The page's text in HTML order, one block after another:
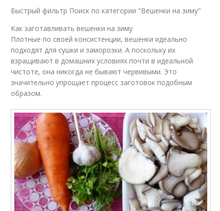
Быстрый фильтр Поиск по категории "Вешенки на зиму"
Как заготавливать вешенки на зиму
Плотные по своей консистенции, вешенки идеально
подходят для сушки и заморозки. А поскольку их
взращивают в домашних условиях почти в идеальной
чистоте, она никогда не бывают червивыми. Это
значительно упрощает процесс заготовок подобным
образом.